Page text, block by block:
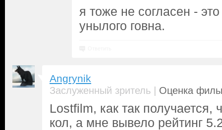
я тоже не согласен -
унылого говна.
Angrynik
Заслуженный зритель | Оценка
Lostfilm, как так
кол, а мне вывело рейтинг